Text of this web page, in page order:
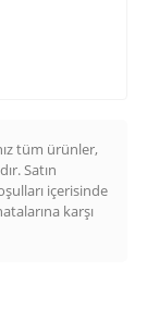
tüm ürünler,
Satın
içerisinde
karşı